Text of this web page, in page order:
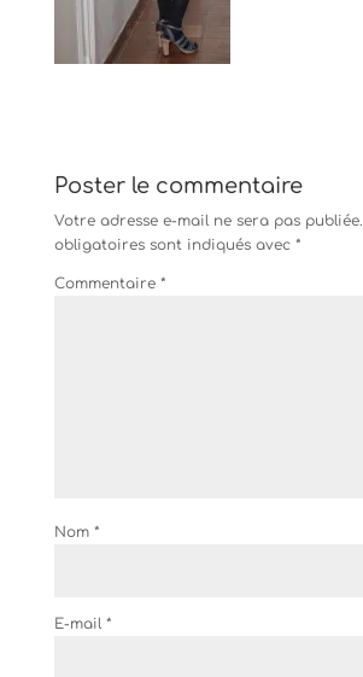
Poster le commentaire
Votre adresse e-mail ne sera pas publiée.
obligatoires sont indiqués avec *
Commentaire *
Nom *
E-mail *